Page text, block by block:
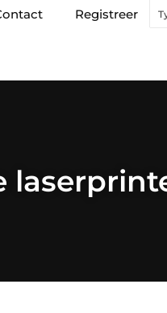
Registreer